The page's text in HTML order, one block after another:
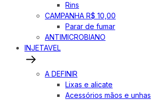
Rins
CAMPANHA R$ 10,00
Parar de fumar
ANTIMICROBIANO
INJETAVEL
A DEFINIR
Lixas e alicate
Acessórios mãos e unhas